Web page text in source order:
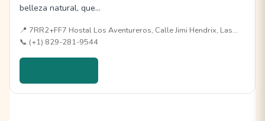
belleza natural, que…
📍 7RR2+FF7 Hostal Los Aventureros, Calle Jimi Hendrix, Las…
📞 (+1) 829-281-9544